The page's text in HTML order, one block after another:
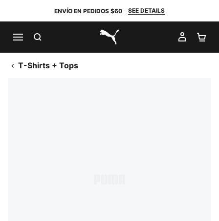
ENVÍO EN PEDIDOS $60 SEE DETAILS
PUMA.com
MI
T-Shirts + Tops